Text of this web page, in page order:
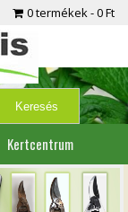
0 termékek 0 Ft
Kertcentrum